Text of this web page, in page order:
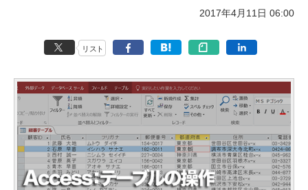
2017年4月11日 06:00
リスト